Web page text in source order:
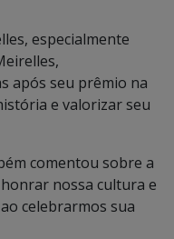
especialmente
após seu prêmio na
e valorizar seu
comentou sobre a
nossa cultura e
celebrarmos sua